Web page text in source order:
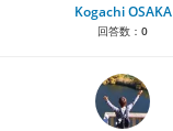
Kogachi OSAKA
回答数： 0